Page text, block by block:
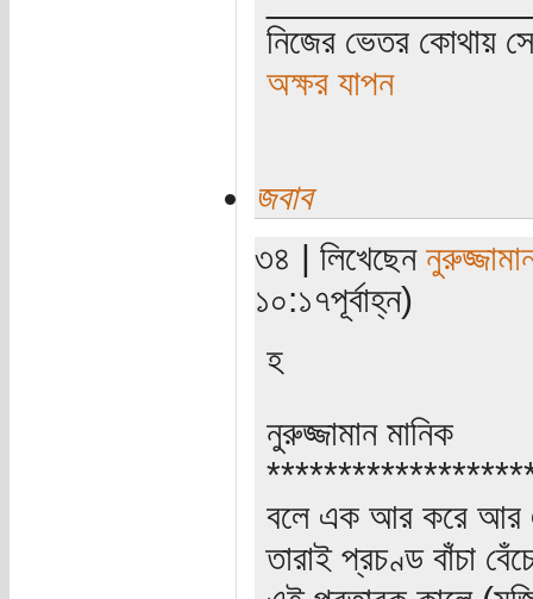
নিজের ভেতর কোথায়
অক্ষর যাপন
জবাব
৩৪ | লিখেছেন
১০:১৭পূর্বাহ্ন)
হ
নুরুজ্জামান মানিক
বলে এক আর করে আর
তারাই প্রচণ্ড বাঁচা